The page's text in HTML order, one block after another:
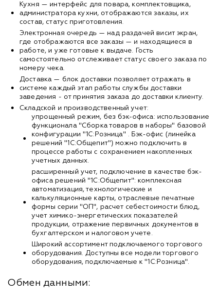
Кухня — интерфейс для повара, комплектовщика,
администратора кухни, отображаются заказы, их
состав, статус приготовления.
Электронная очередь — над раздачей висит экран,
где отображаются все заказы — и находящиеся в
работе, и уже готовые к выдаче. Гость
самостоятельно отслеживает статус своего заказа по
номеру чека.
Доставка — блок доставки позволяет отражать в
системе каждый этап работы службы доставки
заведения - от принятия заказа до доставки клиенту.
Складской и производственный учет:
упрощенный режим, без бэк-офиса: использование
функционала "Сборка товаров в наборы" базовой
конфигурации "1С:Розница" . Бэк-офис (линейка
решений "1С:Общепит") можно подключить в
процессе работы с сохранением накопленных
учетных данных.
расширенный учет, подключение в качестве бэк-
офиса решений "1С:Общепит": комплексная
автоматизация, технологические и
калькуляционные карты, отраслевые печатные
формы серии "ОП", расчет себестоимости блюд,
учет химико-энергетических показателей
продукции, отражение первичных документов в
бухгалтерском и налоговом учете.
Широкий ассортимент подключаемого торгового
оборудования. Доступны все модели торгового
оборудования, подключаемые к "1С:Розница".
Обмен данными: